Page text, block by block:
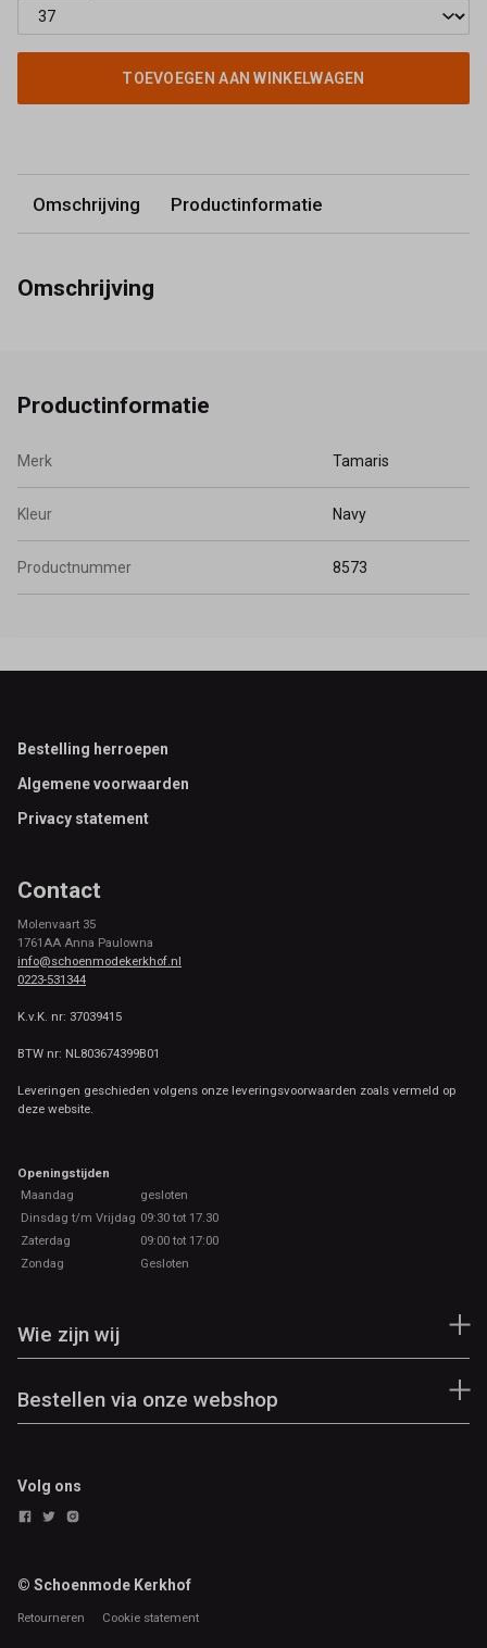
TOEVOEGEN AAN WINKELWAGEN
Omschrijving Productinformatie
Omschrijving
Productinformatie
Merk Tamaris
Kleur Navy
Productnummer 8573
Footer
Bestelling herroepen
Algemene voorwaarden
Privacy statement
Contact
Molenvaart 35
1761AA Anna Paulowna
info@schoenmodekerkhof.nl
0223-531344
K.v.K. nr: 37039415
BTW nr: NL803674399B01
Leveringen geschieden volgens onze leveringsvoorwaarden zoals vermeld op
deze website.
Openingstijden
Maandag
gesloten
Dinsdag t/m Vrijdag 09:30 tot 17.30
Zaterdag
09:00 tot 17:00
Zondag
Gesloten
Wie zijn wij
Bestellen via onze webshop
Volg ons
© Schoenmode Kerkhof
Retourneren Cookie statement